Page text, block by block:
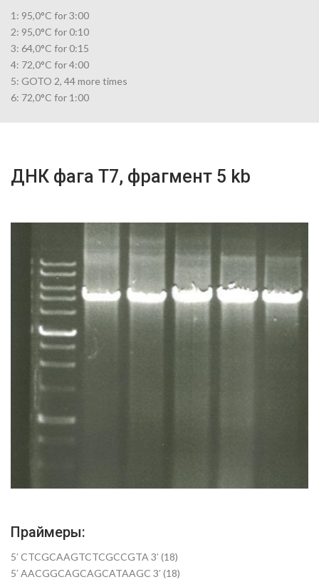
1: 95,0°C for 3:00
2: 95,0°C for 0:10
3: 64,0°C for 0:15
4: 72,0°C for 4:00
5: GOTO 2, 44 more times
6: 72,0°C for 1:00
ДНК фага Т7, фрагмент 5 kb
Праймеры:
5′ CTCGCAAGTCTCGCCGTA 3′ (18)
5′ AACGGCAGCAGCATAAGC 3′ (18)